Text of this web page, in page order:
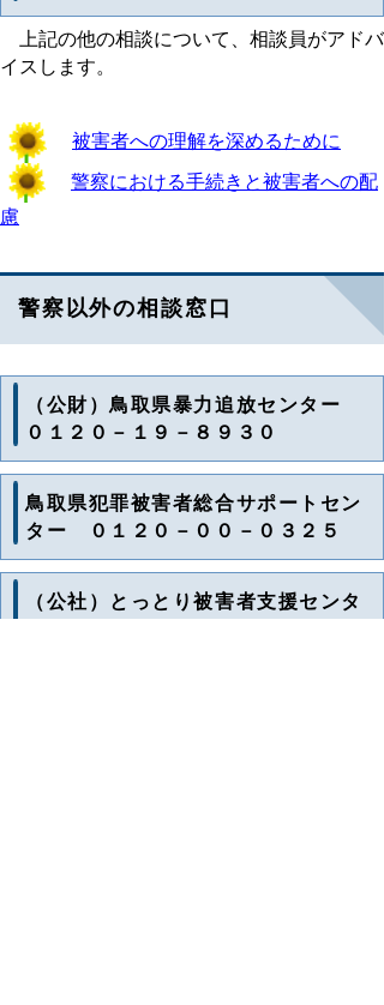
上記の他の相談について、相談員がアドバ
イスします。
被害者への理解を深めるために
警察における手続きと被害者への配
慮
警察以外の相談窓口
（公財）鳥取県暴力追放センター
０１２０－１９－８９３０
鳥取県犯罪被害者総合サポートセン
ター ０１２０－００－０３２５
（公社）とっとり被害者支援センタ